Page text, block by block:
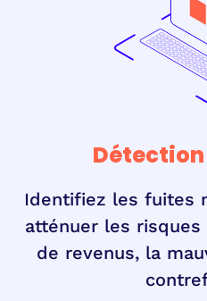
Identifiez les fuites
atténuer les
de revenus, la